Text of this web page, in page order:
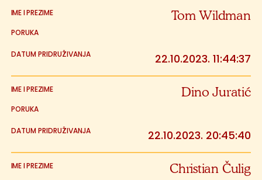
Tom Wildman
22.10.2023. 11:44:37
Dino Juratić
22.10.2023. 20:45:40
Christian Čulig